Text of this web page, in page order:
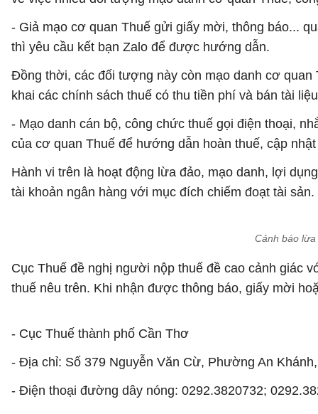
- Giả mạo cơ quan Thuế gửi giấy mời, thông báo...
thì yêu cầu kết bạn Zalo để được hướng dẫn.
Đồng thời, các đối tượng này còn mạo danh cơ
khai các chính sách thuế có thu tiền phí và bán tài
- Mạo danh cán bộ, công chức thuế gọi điện thoại,
của cơ quan Thuế để hướng dẫn hoàn thuế, cập
Hành vi trên là hoạt động lừa đảo, mạo danh, lợi
tài khoản ngân hàng với mục đích chiếm đoạt tài sản.
Cảnh báo
Cục Thuế đề nghị người nộp thuế đề cao cảnh giác
thuế nêu trên. Khi nhận được thông báo, giấy mời
- Cục Thuế thành phố Cần Thơ
- Địa chỉ: Số 379 Nguyễn Văn Cừ, Phường An
- Điện thoại đường dây nóng: 0292.3820732;